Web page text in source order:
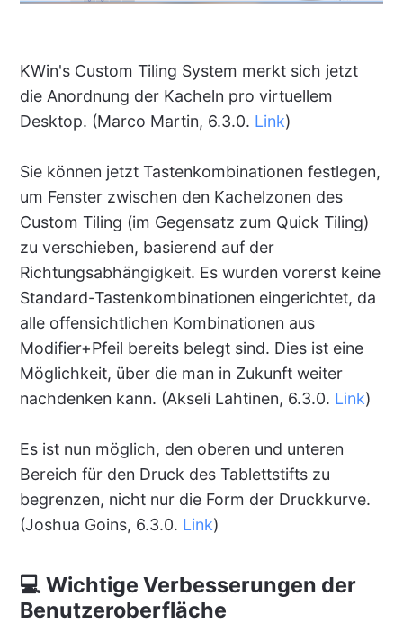
KWin's Custom Tiling System merkt sich jetzt
die Anordnung der Kacheln pro virtuellem
Desktop. (Marco Martin, 6.3.0. Link)
Sie können jetzt Tastenkombinationen festlegen,
um Fenster zwischen den Kachelzonen des
Custom Tiling (im Gegensatz zum Quick Tiling)
zu verschieben, basierend auf der
Richtungsabhängigkeit. Es wurden vorerst keine
Standard-Tastenkombinationen eingerichtet, da
alle offensichtlichen Kombinationen aus
Modifier+Pfeil bereits belegt sind. Dies ist eine
Möglichkeit, über die man in Zukunft weiter
nachdenken kann. (Akseli Lahtinen, 6.3.0. Link)
Es ist nun möglich, den oberen und unteren
Bereich für den Druck des Tablettstifts zu
begrenzen, nicht nur die Form der Druckkurve.
(Joshua Goins, 6.3.0. Link)
💻 Wichtige Verbesserungen der
Benutzeroberfläche